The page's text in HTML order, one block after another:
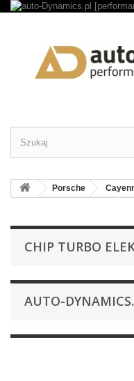
Porsche
CHIP TURBO
AUTO-